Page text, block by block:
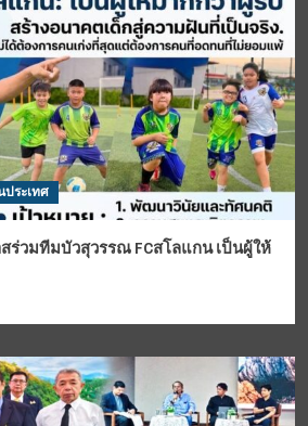
ประเทศ
ร่วมทีมบัวสุวรรณ FCสโลแกน เป็นผู้ให้